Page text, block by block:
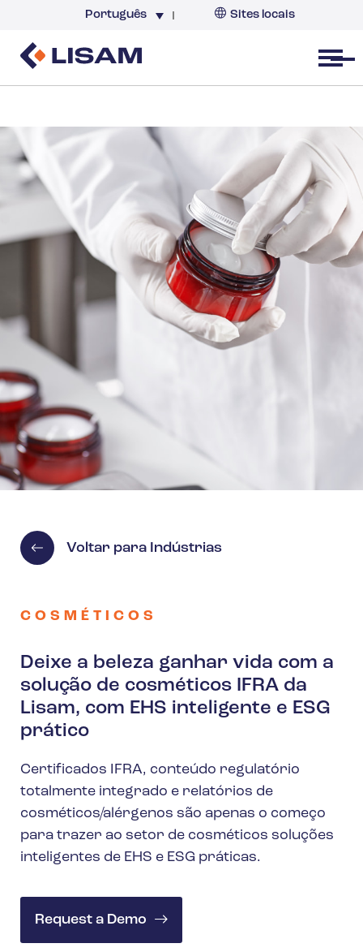
Português Sites locais
Open menu
Voltar para Indústrias
COSMÉTICOS
Deixe a beleza ganhar vida com a
solução de cosméticos IFRA da
Lisam, com EHS inteligente e ESG
prático
Certificados IFRA, conteúdo regulatório
totalmente integrado e relatórios de
cosméticos/alérgenos são apenas o começo
para trazer ao setor de cosméticos soluções
inteligentes de EHS e ESG práticas.
Request a Demo